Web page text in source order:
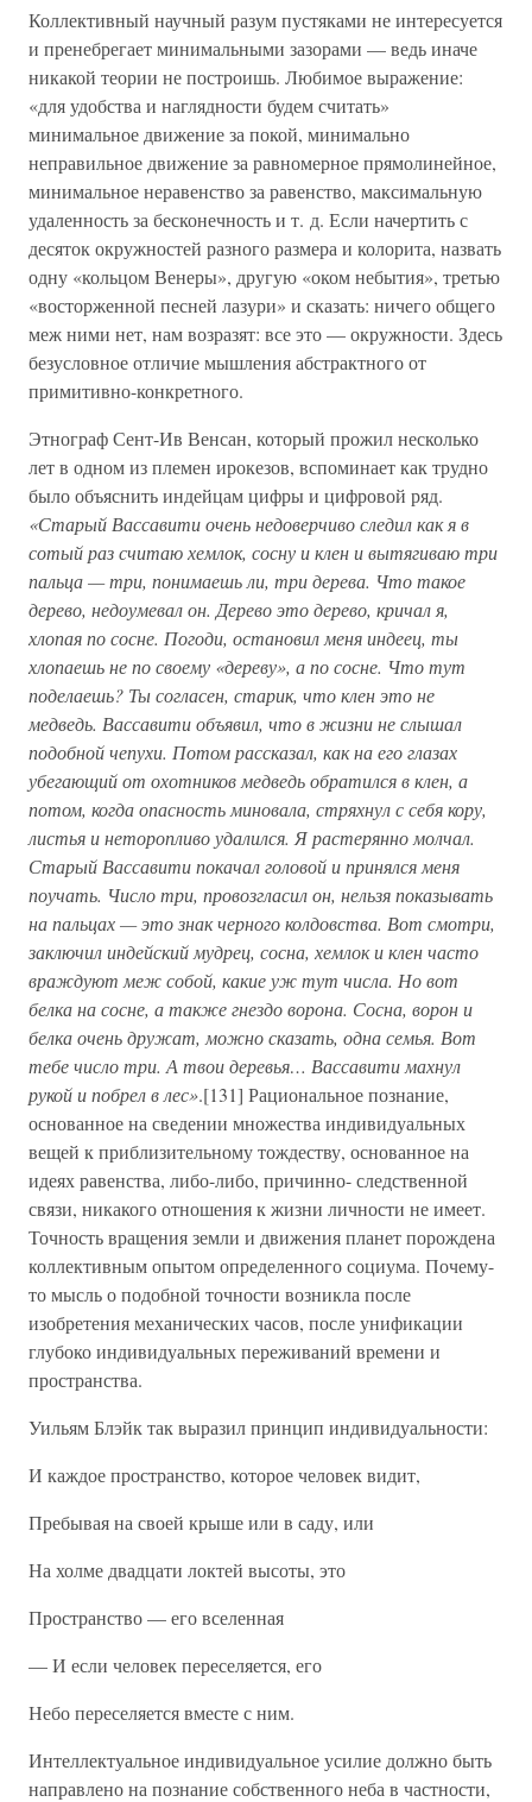
Коллективный научный разум пустяками не интересуется
и пренебрегает минимальными зазорами — ведь иначе
никакой теории не построишь. Любимое выражение:
«для удобства и наглядности будем считать»
минимальное движение за покой, минимально
неправильное движение за равномерное прямолинейное,
минимальное неравенство за равенство, максимальную
удаленность за бесконечность и т. д. Если начертить с
десяток окружностей разного размера и колорита, назвать
одну «кольцом Венеры», другую «оком небытия», третью
«восторженной песней лазури» и сказать: ничего общего
меж ними нет, нам возразят: все это — окружности. Здесь
безусловное отличие мышления абстрактного от
примитивно-конкретного.
Этнограф Сент-Ив Венсан, который прожил несколько
лет в одном из племен ирокезов, вспоминает как трудно
было объяснить индейцам цифры и цифровой ряд.
«Старый Вассавити очень недоверчиво следил как я в
сотый раз считаю хемлок, сосну и клен и вытягиваю три
пальца — три, понимаешь ли, три дерева. Что такое
дерево, недоумевал он. Дерево это дерево, кричал я,
хлопая по сосне. Погоди, остановил меня индеец, ты
хлопаешь не по своему «дереву», а по сосне. Что тут
поделаешь? Ты согласен, старик, что клен это не
медведь. Вассавити объявил, что в жизни не слышал
подобной чепухи. Потом рассказал, как на его глазах
убегающий от охотников медведь обратился в клен, а
потом, когда опасность миновала, стряхнул с себя кору,
листья и неторопливо удалился. Я растерянно молчал.
Старый Вассавити покачал головой и принялся меня
поучать. Число три, провозгласил он, нельзя показывать
на пальцах — это знак черного колдовства. Вот смотри,
заключил индейский мудрец, сосна, хемлок и клен часто
враждуют меж собой, какие уж тут числа. Но вот
белка на сосне, а также гнездо ворона. Сосна, ворон и
белка очень дружат, можно сказать, одна семья. Вот
тебе число три. А твои деревья… Вассавити махнул
рукой и побрел в лес».[131] Рациональное познание,
основанное на сведении множества индивидуальных
вещей к приблизительному тождеству, основанное на
идеях равенства, либо-либо, причинно- следственной
связи, никакого отношения к жизни личности не имеет.
Точность вращения земли и движения планет порождена
коллективным опытом определенного социума. Почему-
то мысль о подобной точности возникла после
изобретения механических часов, после унификации
глубоко индивидуальных переживаний времени и
пространства.
Уильям Блэйк так выразил принцип индивидуальности:
И каждое пространство, которое человек видит,
Пребывая на своей крыше или в саду, или
На холме двадцати локтей высоты, это
Пространство — его вселенная
— И если человек переселяется, его
Небо переселяется вместе с ним.
Интеллектуальное индивидуальное усилие должно быть
направлено на познание собственного неба в частности,